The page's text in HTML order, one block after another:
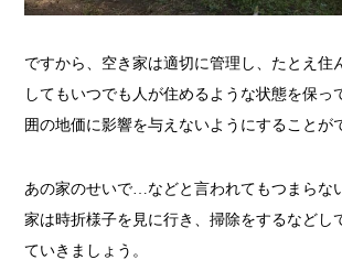
ですから、空き家は適切に管理し、たとえ住
してもいつでも人が住めるような状態を保っ
囲の地価に影響を与えないようにすることが
あの家のせいで…などと言われてもつまらな
家は時折様子を見に行き、掃除をするなどし
ていきましょう。